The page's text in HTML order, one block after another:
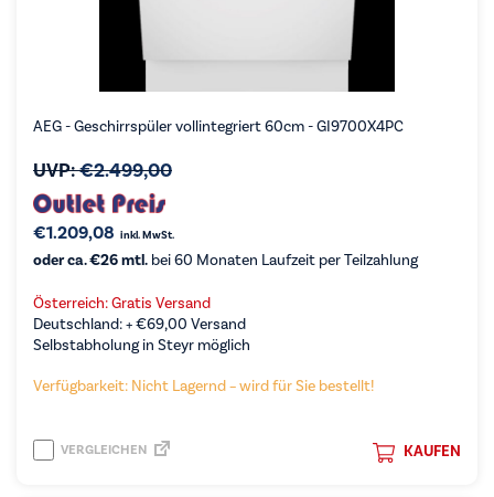
AEG - Geschirrspüler vollintegriert 60cm - GI9700X4PC
UVP:€2.499,00
€1.209,08 inkl. MwSt.
oder ca. €26 mtl. bei 60 Monaten Laufzeit per Teilzahlung
Österreich: Gratis Versand
Deutschland: +€69,00 Versand
Selbstabholung in Steyr möglich
Verfügbarkeit: Nicht Lagernd – wird für Sie bestellt!
KAUFEN
VERGLEICHEN